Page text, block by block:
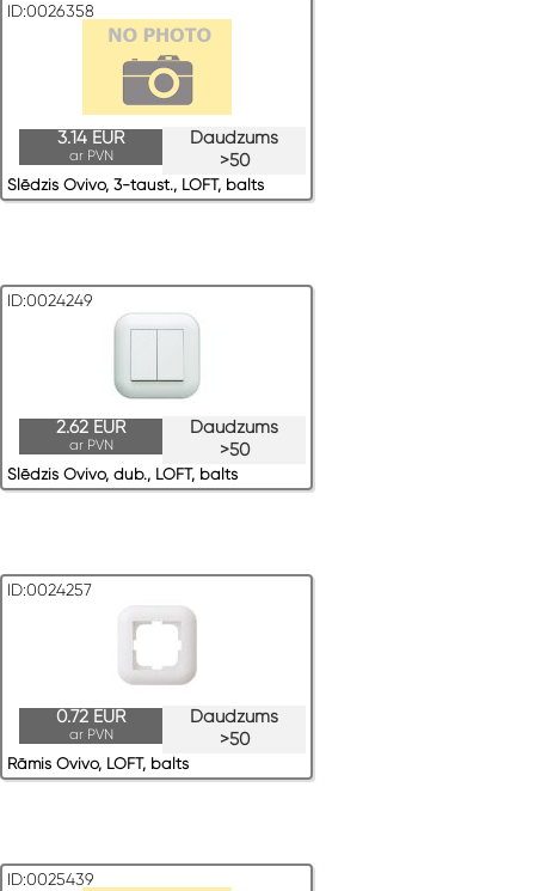
ID:0026358
Daudzums
>50
3.14 EUR
ar PVN
Slēdzis Ovivo, 3-taust., LOFT, balts
ID:0024249
Daudzums
>50
2.62 EUR
ar PVN
Slēdzis Ovivo, dub., LOFT, balts
ID:0024257
Daudzums
>50
0.72 EUR
ar PVN
Rāmis Ovivo, LOFT, balts
ID:0025439